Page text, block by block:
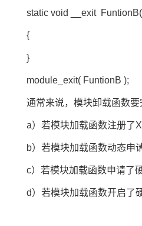
static void __exit
{
}
module_exit( FuntionB );
通常来说，模块卸载函数
a）若模块加载函数注册了
b）若模块加载函数动态申
c）若模块加载函数申请了
d）若模块加载函数开启了